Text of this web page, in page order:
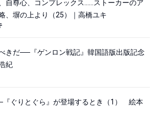
自尊心、コンプレックス……ストーカーのア
、塀の上より（25）｜高橋ユキ
きだ──『ゲンロン戦記』韓国語版出版記念
紀
『ぐりとぐら』が登場するとき（1） 絵本